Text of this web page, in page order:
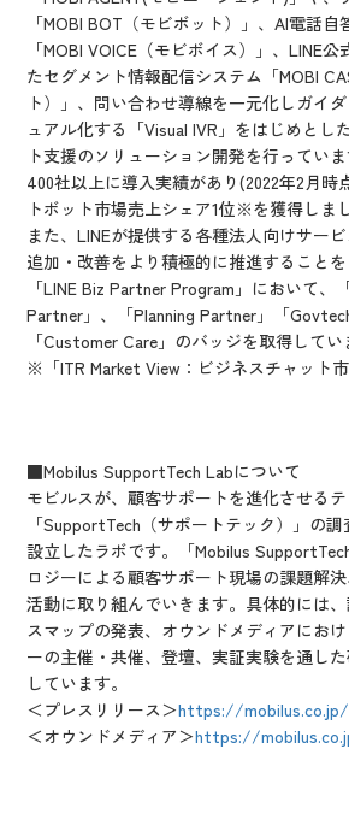
「MOBI BOT（モビボット）」、AI電話
「MOBI VOICE（モビボイス）」、LINE
たセグメント情報配信システム「MOBI
ト）」、問い合わせ導線を一元化しガイ
ュアル化する「Visual IVR」をはじめとし
ト支援のソリューション開発を行ってい
400社以上に導入実績があり(2022年2月時
トボット市場売上シェア1位※を獲得しまし
また、LINEが提供する各種法人向けサー
追加・改善をより積極的に推進すること
「LINE Biz Partner Program」において、
Partner」、「Planning Partner」「
「Customer Care」のバッジを取得してい
※「ITR Market View：ビジネスチャット市
■Mobilus SupportTech Labについて
モビルスが、顧客サポートを進化させる
「SupportTech（サポートテック）」の
設立したラボです。「Mobilus
ロジーによる顧客サポート現場の課題解
活動に取り組んでいきます。具体的には
スマップの発表、オウンドメディアにお
ーの主催・共催、登壇、実証実験を通し
しています。
＜プレスリリース＞https://mobilus.co.jp/
＜オウンドメディア＞https://